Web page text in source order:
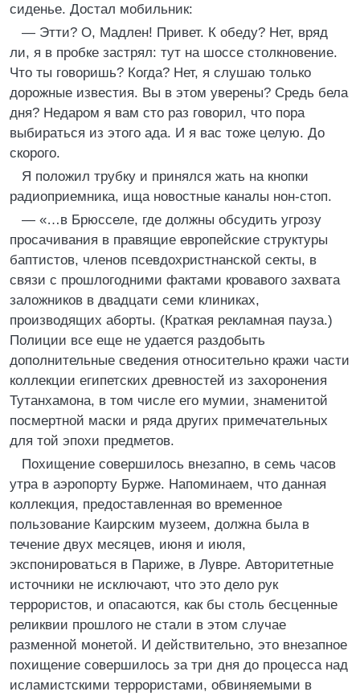
сиденье. Достал мобильник:
— Этти? О, Мадлен! Привет. К обеду? Нет, вряд
ли, я в пробке застрял: тут на шоссе столкновение.
Что ты говоришь? Когда? Нет, я слушаю только
дорожные известия. Вы в этом уверены? Средь бела
дня? Недаром я вам сто раз говорил, что пора
выбираться из этого ада. И я вас тоже целую. До
скорого.
Я положил трубку и принялся жать на кнопки
радиоприемника, ища новостные каналы нон-стоп.
— «…в Брюсселе, где должны обсудить угрозу
просачивания в правящие европейские структуры
баптистов, членов псевдохристнанской секты, в
связи с прошлогодними фактами кровавого захвата
заложников в двадцати семи клиниках,
производящих аборты. (Краткая рекламная пауза.)
Полиции все еще не удается раздобыть
дополнительные сведения относительно кражи части
коллекции египетских древностей из захоронения
Тутанхамона, в том числе его мумии, знаменитой
посмертной маски и ряда других примечательных
для той эпохи предметов.
Похищение совершилось внезапно, в семь часов
утра в аэропорту Бурже. Напоминаем, что данная
коллекция, предоставленная во временное
пользование Каирским музеем, должна была в
течение двух месяцев, июня и июля,
экспонироваться в Париже, в Лувре. Авторитетные
источники не исключают, что это дело рук
террористов, и опасаются, как бы столь бесценные
реликвии прошлого не стали в этом случае
разменной монетой. И действительно, это внезапное
похищение совершилось за три дня до процесса над
исламистскими террористами, обвиняемыми в